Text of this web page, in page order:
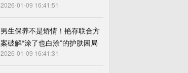
2026-01-09 16:41:51
男生保养不是矫情！艳存联合方
案破解“涂了也白涂”的护肤困局
2026-01-09 16:41:31